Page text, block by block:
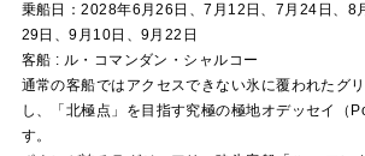
乗船日：2028年6月26日、7月12日、7月24日、8
29日、9月10日、9月22日
客船 : ル・コマンダン・シャルコー
通常の客船ではアクセスできない氷に覆われたグ
し、「北極点」を目指す究極の極地オデッセイ（
す。